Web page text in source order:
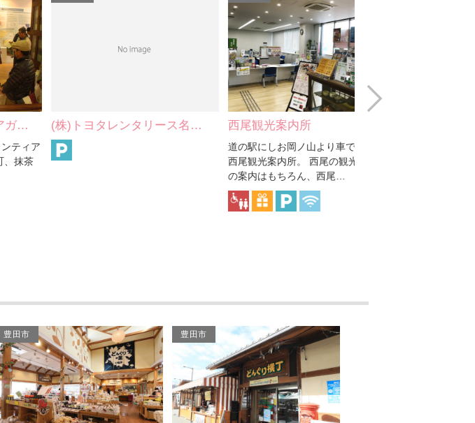
西尾温泉 茶の湯
西の町モータース
(株)松鶴園
久麻久神社
ニッソーレンタルリース
(有)
(株)豊和 パルスイミング
西尾市茶業組合
金石神社
ヴェルサウォーク西尾
(株)トヨタレンタリース名… 西尾観光案内所
道の駅にしお岡ノ山より車で約5分の
西尾観光案内所。 西尾の観光・宿泊
の案内はもちろん、西尾…
豊田市 豊田市